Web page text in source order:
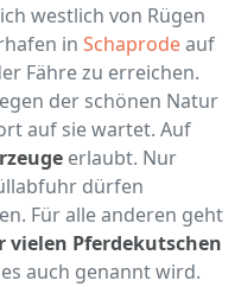
westlich von Rügen
in Schaprodeauf
Fähre zu erreichen.
der schönen Natur
auf sie wartet. Auf
erlaubt. Nur
dürfen
Für alle anderen geht
vielen Pferdekutschen
auch genannt wird.